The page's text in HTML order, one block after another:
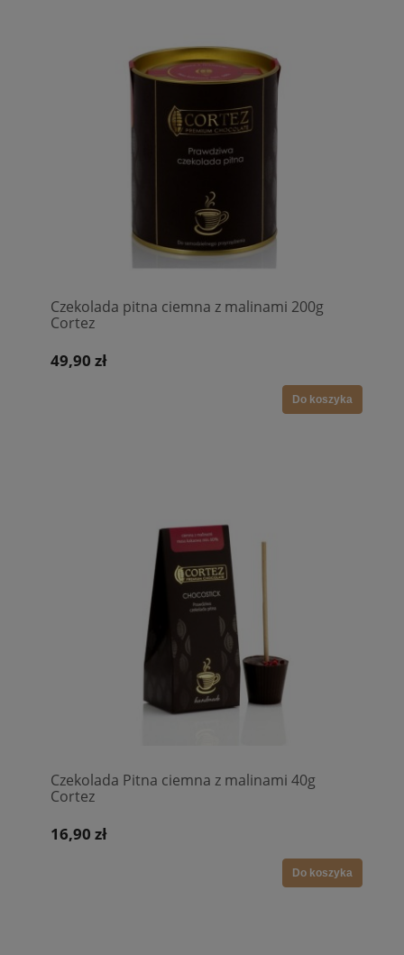
Czekolada pitna ciemna z malinami 200g
Cortez
49,90 zł
Do koszyka
Czekolada Pitna ciemna z malinami 40g
Cortez
16,90 zł
Do koszyka